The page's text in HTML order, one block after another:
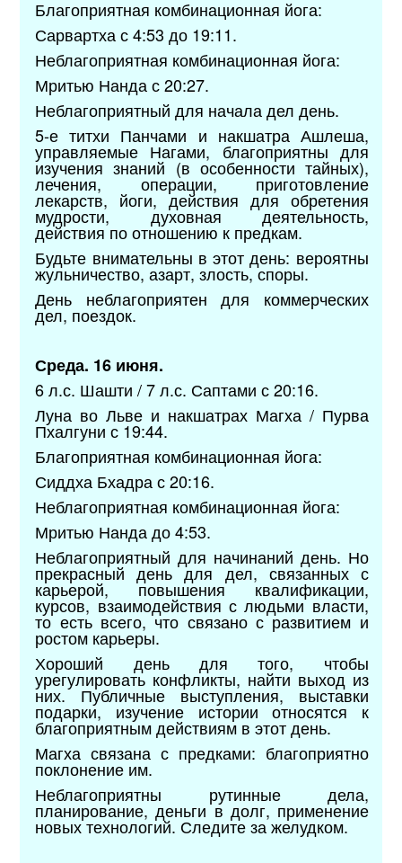
Благоприятная комбинационная йога:
Сарвартха с 4:53 до 19:11.
Неблагоприятная комбинационная йога:
Мритью Нанда с 20:27.
Неблагоприятный для начала дел день.
5-е титхи Панчами и накшатра Ашлеша,
управляемые Нагами, благоприятны для
изучения знаний (в особенности тайных),
лечения, операции, приготовление
лекарств, йоги, действия для обретения
мудрости, духовная деятельность,
действия по отношению к предкам.
Будьте внимательны в этот день: вероятны
жульничество, азарт, злость, споры.
День неблагоприятен для коммерческих
дел, поездок.
Среда. 16 июня.
6 л.с. Шашти / 7 л.с. Саптами с 20:16.
Луна во Льве и накшатрах Магха / Пурва
Пхалгуни с 19:44.
Благоприятная комбинационная йога:
Сиддха Бхадра с 20:16.
Неблагоприятная комбинационная йога:
Мритью Нанда до 4:53.
Неблагоприятный для начинаний день. Но
прекрасный день для дел, связанных с
карьерой, повышения квалификации,
курсов, взаимодействия с людьми власти,
то есть всего, что связано с развитием и
ростом карьеры.
Хороший день для того, чтобы
урегулировать конфликты, найти выход из
них. Публичные выступления, выставки
подарки, изучение истории относятся к
благоприятным действиям в этот день.
Магха связана с предками: благоприятно
поклонение им.
Неблагоприятны рутинные дела,
планирование, деньги в долг, применение
новых технологий. Следите за желудком.